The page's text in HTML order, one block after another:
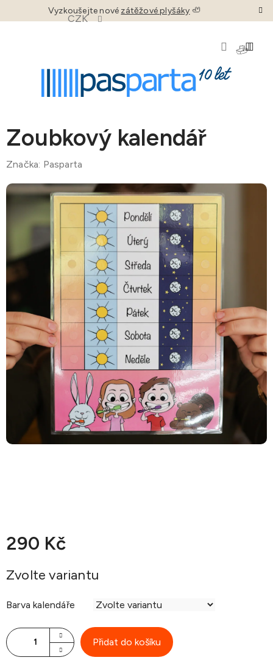
na
Vyzkoušejte nové zátěžové plyšáky 🦥
CZK
Zoubkový kalendář
Značka: Pasparta
290 Kč
cena:
Zvolte variantu
Barva kalendáře
Přidat do košíku